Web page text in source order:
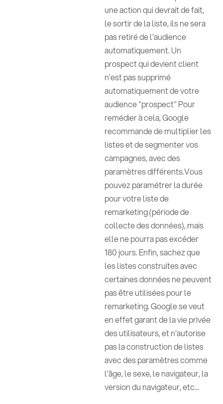
une action qui devrait de fait,
le sortir de la liste, ils ne sera
pas retiré de l'audience
automatiquement. Un
prospect qui devient client
n'est pas supprimé
automatiquement de votre
audience "prospect" Pour
remédier à cela, Google
recommande de multiplier les
listes et de segmenter vos
campagnes, avec des
paramètres différents.Vous
pouvez paramétrer la durée
pour votre liste de
remarketing (période de
collecte des données), mais
elle ne pourra pas excéder
180 jours. Enfin, sachez que
les listes construites avec
certaines données ne peuvent
pas être utilisées pour le
remarketing. Google se veut
en effet garant de la vie privée
des utilisateurs, et n'autorise
pas la construction de listes
avec des paramètres comme
l'âge, le sexe, le navigateur, la
version du navigateur, etc...